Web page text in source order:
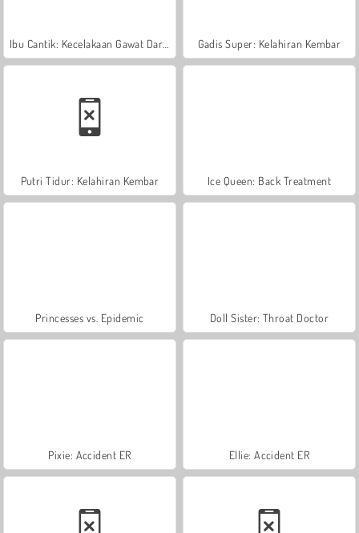
Gadis Super: Kelahiran Kembar
Putri Tidur: Kelahiran Kembar Ice Queen: Back Treatment
Princesses vs. Epidemic Doll Sister: Throat Doctor
Pixie: Accident ER Ellie: Accident ER